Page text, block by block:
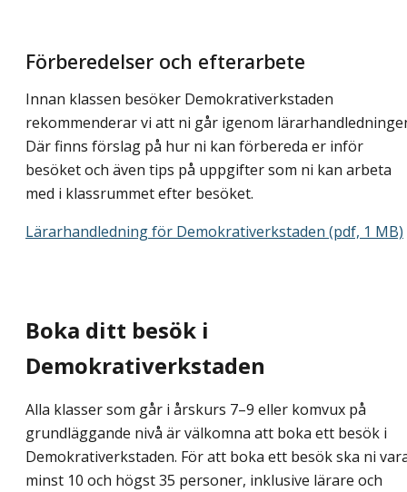
Förberedelser och efterarbete
Innan klassen besöker Demokrativerkstaden
rekommenderar vi att ni går igenom
Där finns förslag på hur ni kan förbereda er inför
besöket och även tips på uppgifter som ni kan arbeta
med i klassrummet efter besöket.
Lärarhandledning för Demokrativerkstaden (pdf, 1 MB)
Boka ditt besök i
Demokrativerkstaden
Alla klasser som går i årskurs 7–9 eller komvux på
grundläggande nivå är välkomna att boka ett besök i
Demokrativerkstaden. För att boka ett besök ska ni
minst 10 och högst 35 personer, inklusive lärare och